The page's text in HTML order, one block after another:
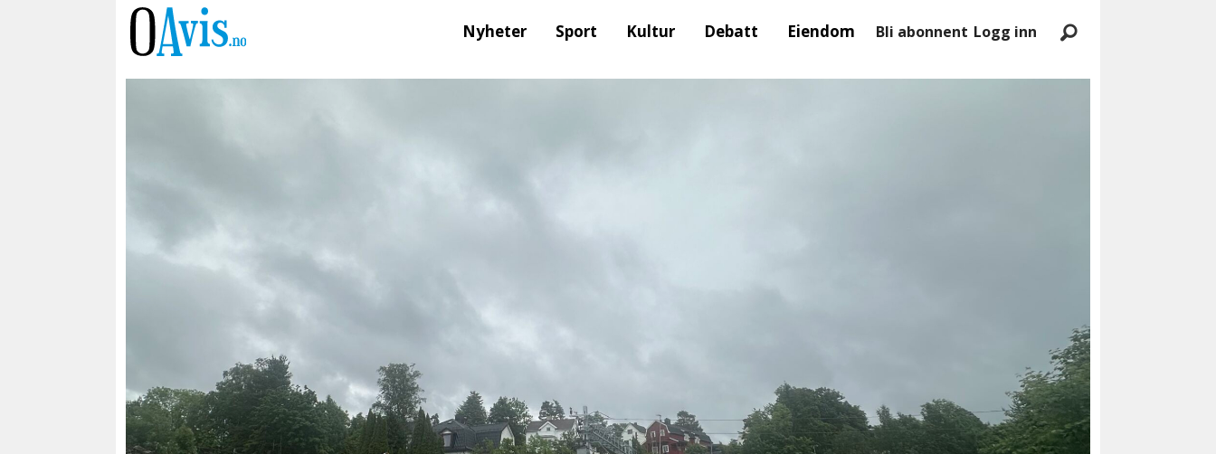
Nyheter Sport Kultur Debatt Eiendom Bli abonnent Logg inn